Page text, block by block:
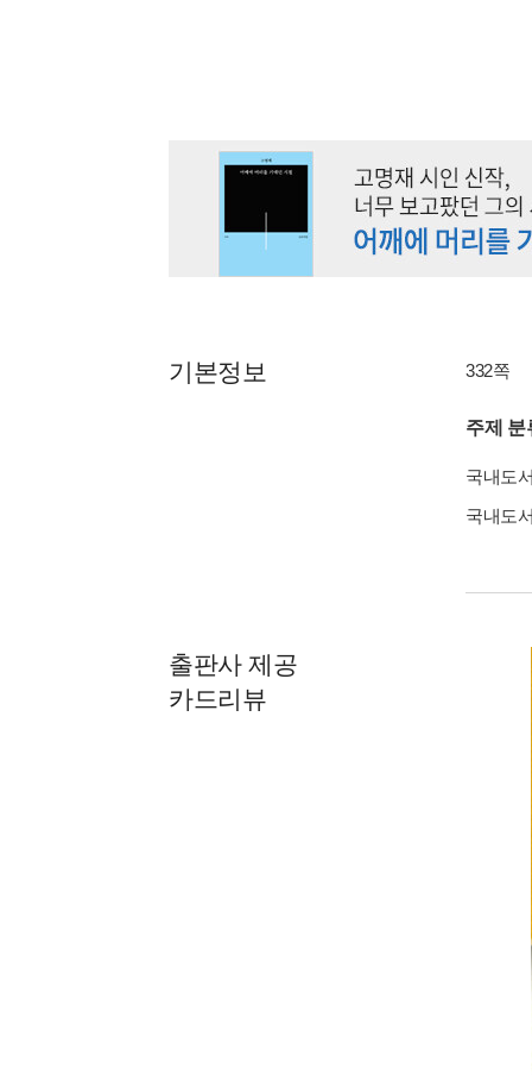
기본정보 332쪽
주제 분
국내도
국내도
출판사 제공
카드리뷰